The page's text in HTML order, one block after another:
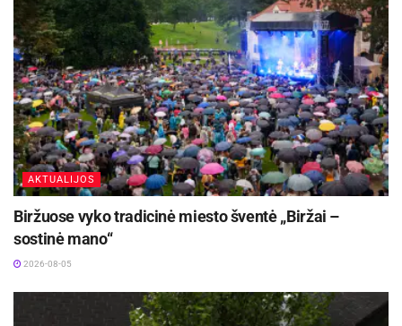
Kaune – nemokamos vasaros stovyklos vaikams
2026-08-07
Biržų rajone planuojama Širvėnos ežero Astravo
užtvankos rekonstrukcija
2026-08-07
2) išmoka vaikui (nuo gimimo dienos iki 18
metų arba vyresniam kaip 18 metų asmeniui,
jeigu jie mokosi pagal bendrojo ugdymo
3) išmoka gimus vienu metu daugiau kaip
AKTUALIJOS
Biržuose vyko tradicinė miesto šventė „Biržai –
sostinė mano“
2026-08-05